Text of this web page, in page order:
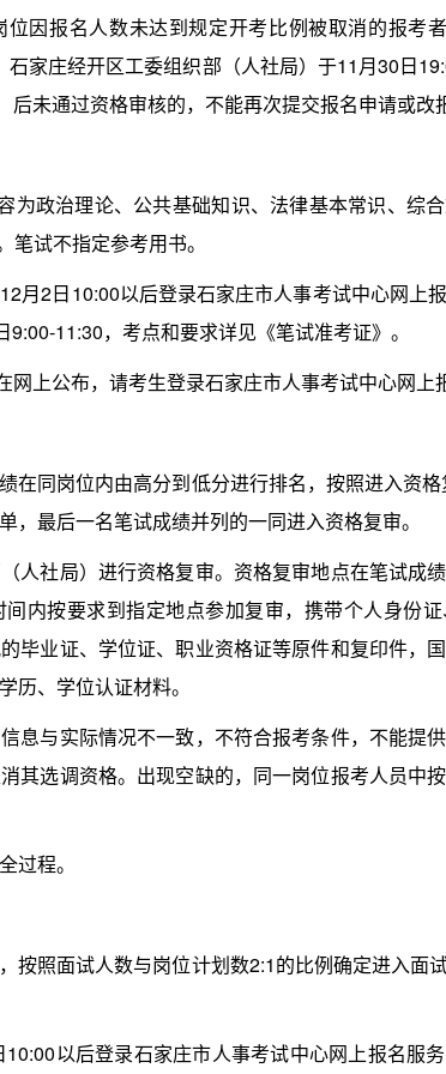
因报名人数未达到规定开考比例被取消的报考
家庄经开区工委组织部（人社局）于11月30日
未通过资格审核的，不能再次提交报名申请或改
政治理论、公共基础知识、法律基本常识、综
试不指定参考用书。
2日10:00以后登录石家庄市人事考试中心网上
11:30，考点和要求详见《笔试准考证》。
上公布，请考生登录石家庄市人事考试中心网上
同岗位内由高分到低分进行排名，按照进入资格
，最后一名笔试成绩并列的一同进入资格复审。
社局）进行资格复审。资格复审地点在笔试成
内按要求到指定地点参加复审，携带个人身份
毕业证、学位证、职业资格证等原件和复印件，
历、学位认证材料。
与实际情况不一致，不符合报考条件，不能提
其选调资格。出现空缺的，同一岗位报考人员中
程。
照面试人数与岗位计划数2:1的比例确定进入面
以后登录石家庄市人事考试中心网上报名服